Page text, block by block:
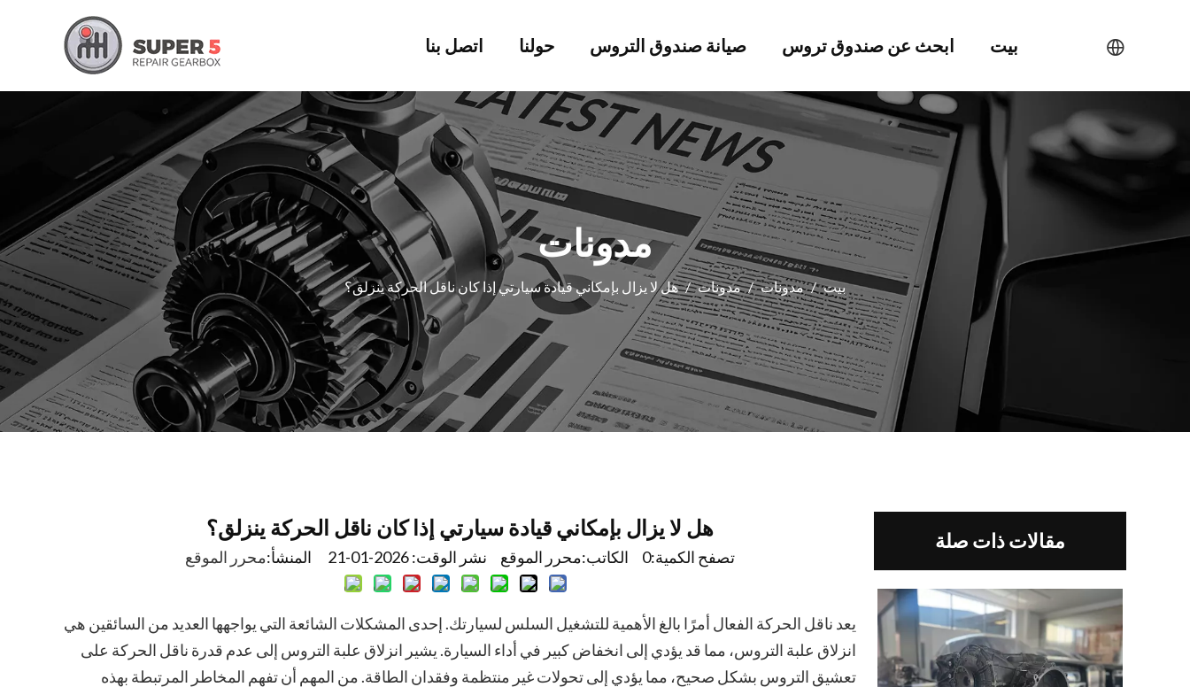
بيت ابحث عن صندوق تروس صيانة صندوق التروس حولنا اتصل بنا
مدونات
بيت / مدونات / مدونات / هل لا يزال بإمكاني قيادة سيارتي إذا كان ناقل الحركة ينزلق؟
هل لا يزال بإمكاني قيادة سيارتي إذا كان ناقل الحركة ينزلق؟
تصفح الكمية:0 الكاتب:محرر الموقع نشر الوقت: 2026-01-21 المنشأ: محرر الموقع
يعد ناقل الحركة الفعال أمرًا بالغ الأهمية للتشغيل السلس لسيارتك. إحدى المشكلات الشائعة التي يواجهها العديد من السائقين هي
انزلاق علبة التروس، مما قد يؤدي إلى انخفاض كبير في أداء السيارة. يشير انزلاق علبة التروس إلى عدم قدرة ناقل الحركة على
تعشيق التروس بشكل صحيح، مما يؤدي إلى تحولات غير منتظمة وفقدان الطاقة. من المهم أن تفهم المخاطر المرتبطة بهذه
مقالات ذات صلة